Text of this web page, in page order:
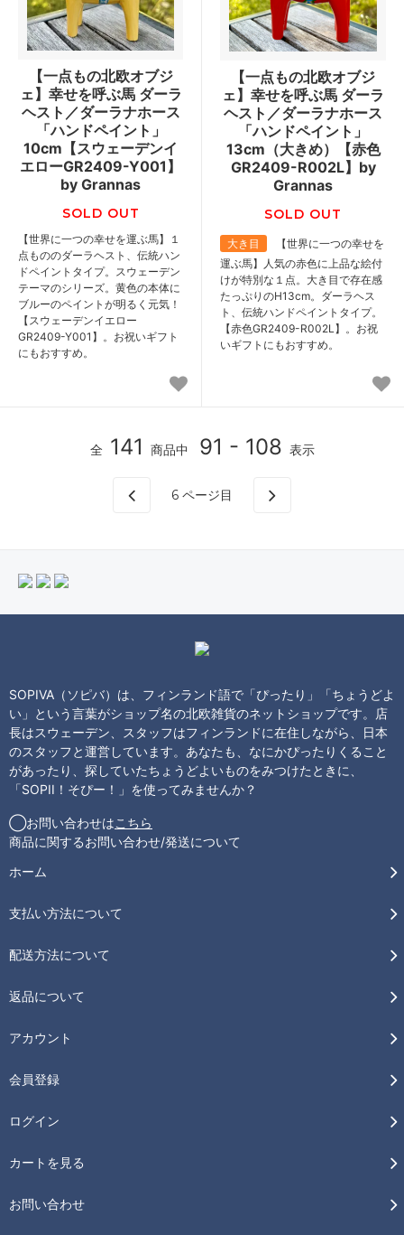
【一点もの北欧オブジ
ェ】幸せを呼ぶ馬 ダーラ
ヘスト／ダーラナホース
「ハンドペイント」
10cm【スウェーデンイ
エローGR2409-Y001】
by Grannas
SOLD OUT
【世界に一つの幸せを運ぶ馬】１
点もののダーラヘスト、伝統ハン
ドペイントタイプ。スウェーデン
テーマのシリーズ。黄色の本体に
ブルーのペイントが明るく元気！
【スウェーデンイエロー
GR2409-Y001】。お祝いギフト
にもおすすめ。
【一点もの北欧オブジ
ェ】幸せを呼ぶ馬 ダーラ
ヘスト／ダーラナホース
「ハンドペイント」
13cm（大きめ）【赤色
GR2409-R002L】by
Grannas
SOLD OUT
大き目
【世界に一つの幸せを
運ぶ馬】人気の赤色に上品な絵付
けが特別な１点。大き目で存在感
たっぷりのH13cm。ダーラヘス
ト、伝統ハンドペイントタイプ。
【赤色GR2409-R002L】。お祝
いギフトにもおすすめ。
全 141 商品中 91 - 108 表示
6 ページ目
SOPIVA（ソピバ）は、フィンランド語で「ぴったり」「ちょうどよ
い」という言葉がショップ名の北欧雑貨のネットショップです。店
長はスウェーデン、スタッフはフィンランドに在住しながら、日本
のスタッフと運営しています。あなたも、なにかぴったりくること
があったり、探していたちょうどよいものをみつけたときに、
「SOPII！そぴー！」を使ってみませんか？
◯お問い合わせはこちら
商品に関するお問い合わせ/発送について
ホーム
支払い方法について
配送方法について
返品について
アカウント
会員登録
ログイン
カートを見る
お問い合わせ